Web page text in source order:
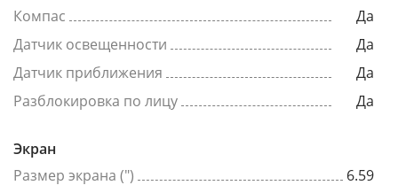
Компас
Да
Датчик освещенности
Да
Датчик приближения
Да
Разблокировка по лицу
Да
Экран
Размер экрана (")
6.59